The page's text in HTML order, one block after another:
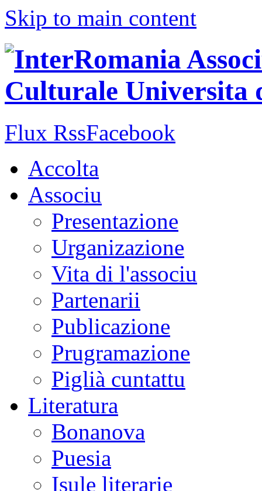
Skip to main content
Flux RssFacebook
Accolta
Associu
Presentazione
Urganizazione
Vita di l'associu
Partenarii
Publicazione
Prugramazione
Piglià cuntattu
Literatura
Bonanova
Puesia
Isule literarie